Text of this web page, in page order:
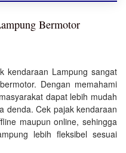
Bermotor
kendaraan Lampung sangat
Dengan memahami
dapat lebih mudah
denda. Cek pajak kendaraan
maupun online, sehingga
lebih fleksibel sesuai